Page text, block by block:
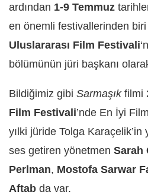
ardından 1-9 Temmuz
en önemli festivallerinden
Uluslararası Film Festivali
bölümünün jüri başkanı
Bildiğimiz gibi Sarmaşık filmi
Film Festivali’nde En İyi
yılki jüride Tolga Karaçelik’in
ses getiren yönetmen Sarah
Perlman, Mostofa Sarwar
Aftab da var.